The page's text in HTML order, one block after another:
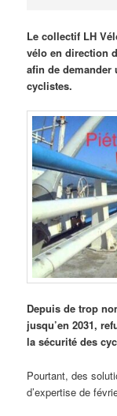
Le collectif LH
vélo en direction
afin de demander
cyclistes.
Depuis de trop
jusqu’en 2031,
la sécurité des
Pourtant, des
d’expertise de